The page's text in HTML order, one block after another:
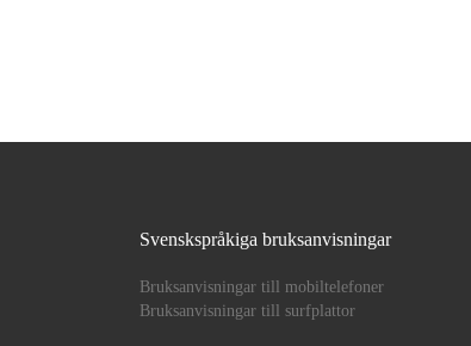
Svenskspråkiga bruksanvisningar
Bruksanvisningar till mobiltelefoner
Bruksanvisningar till surfplattor